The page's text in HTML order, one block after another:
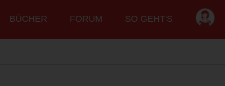
BÜCHER FORUM SO GEHT'S